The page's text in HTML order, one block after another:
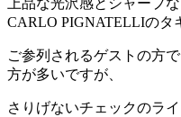
CARLO PIGNATELLIのタ
ご参列されるゲストの方
方が多いですが、
さりげないチェックのラ